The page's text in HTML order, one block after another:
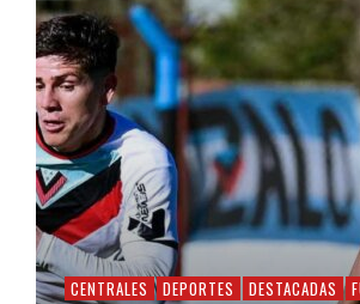
CENTRALES DEPORTES DESTACADAS